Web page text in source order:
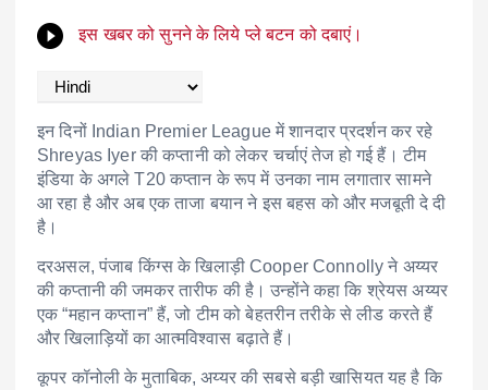
इस खबर को सुनने के लिये प्ले बटन को दबाएं।
इन दिनों Indian Premier Leagueमें शानदार प्रदर्शन कर रहे
Shreyas Iyerकी कप्तानी को लेकर चर्चाएं तेज हो गई हैं। टीम
इंडिया के अगले T20 कप्तान के रूप में उनका नाम लगातार सामने
आ रहा है और अब एक ताजा बयान ने इस बहस को और मजबूती दे दी
है।
दरअसल, पंजाब किंग्स के खिलाड़ीCooper Connolly ने अय्यर
की कप्तानी की जमकर तारीफ की है। उन्होंने कहा कि श्रेयस अय्यर
एक “महान कप्तान” हैं, जो टीम को बेहतरीन तरीके से लीड करते हैं
और खिलाड़ियों का आत्मविश्वास बढ़ाते हैं।
कूपर कॉनोली के मुताबिक, अय्यर की सबसे बड़ी खासियत यह है कि